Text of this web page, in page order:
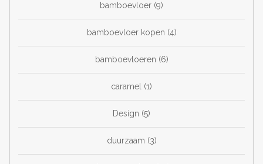
bamboevloer (9)
bamboevloer kopen (4)
bamboevloeren (6)
caramel (1)
Design (5)
duurzaam (3)